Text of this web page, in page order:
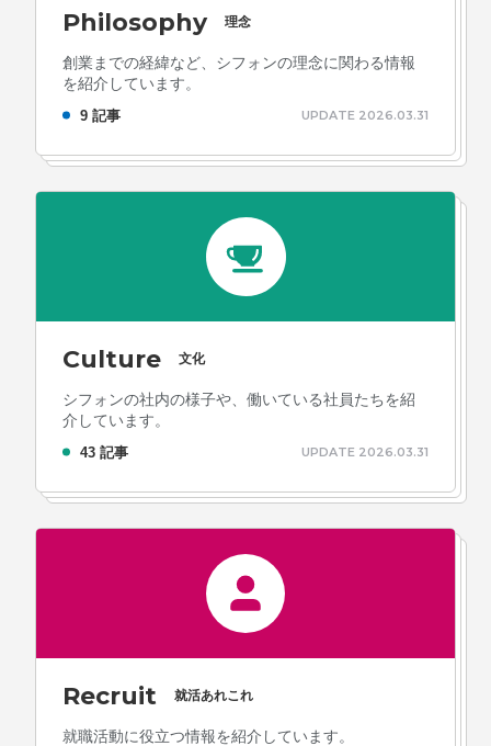
Philosophy 理念
創業までの経緯など、シフォンの理念に関わる情報
を紹介しています。
9 記事 UPDATE 2026.03.31
Culture 文化
シフォンの社内の様子や、働いている社員たちを紹
介しています。
43 記事 UPDATE 2026.03.31
Recruit 就活あれこれ
就職活動に役立つ情報を紹介しています。